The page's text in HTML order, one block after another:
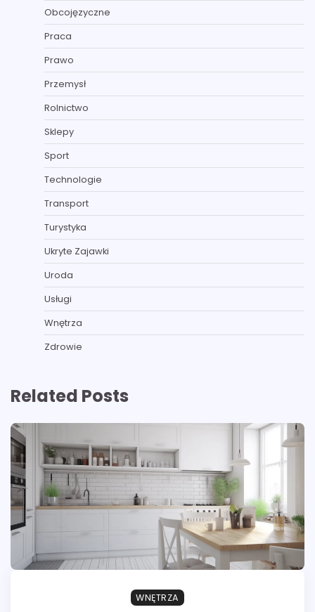
Obcojęzyczne
Praca
Prawo
Przemysł
Rolnictwo
Sklepy
Sport
Technologie
Transport
Turystyka
Ukryte Zajawki
Uroda
Usługi
Wnętrza
Zdrowie
Related Posts
WNĘTRZA